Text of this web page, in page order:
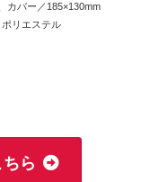
カバー／185×130mm
リエステル
ら